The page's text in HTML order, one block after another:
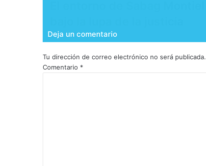
Deja un comentario
Tu dirección de correo electrónico no será publicada.
Comentario *